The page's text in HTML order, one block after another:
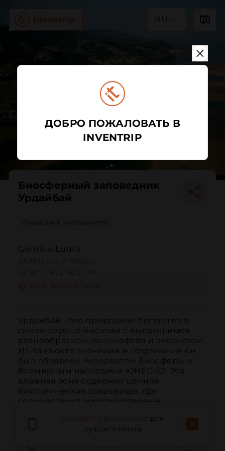
RU
Биосферный заповедник
Урдайбай
Природное пространство
Gernika-Lumo
Урдаибай - это природное богатство в
самом сердце Бискайи с выдающимся
разнообразием ландшафтов и экосистем.
Из-за своего значения и сохранения он
был объявлен Резерватом биосферы и
Всемирным наследием ЮНЕСКО. Эта
влажная зона содержит ценное
биологическое сокровище, где
сосуществуют многочисленные ...
для
лучшего опыта
ДОБРО ПОЖАЛОВАТЬ В
INVENTRIP